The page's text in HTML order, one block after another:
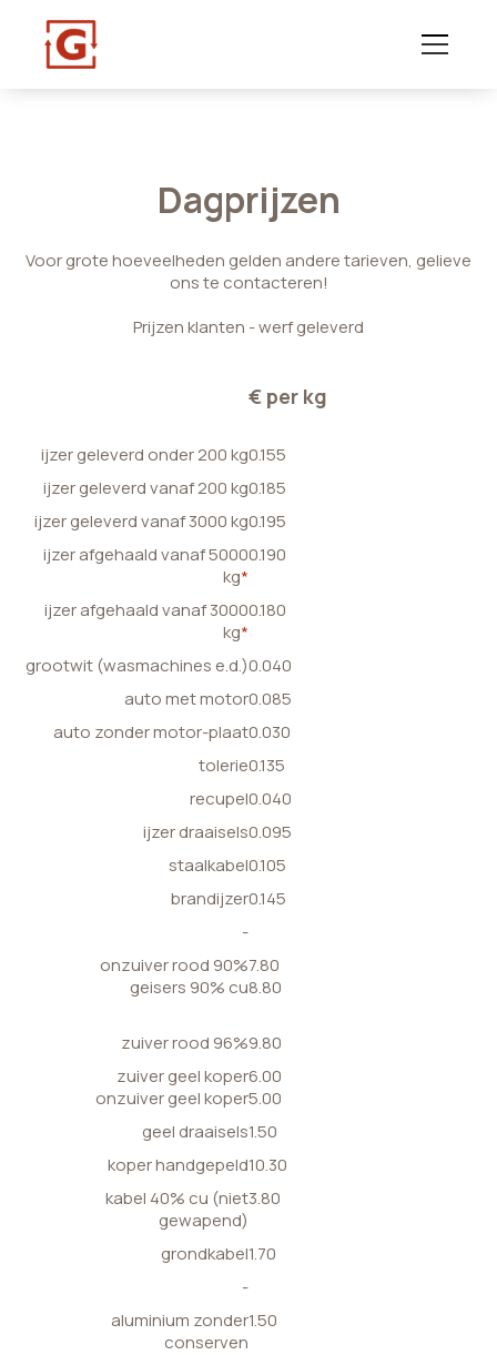
Dagprijzen
Voor grote hoeveelheden gelden andere tarieven, gelieve
ons te contacteren!
Prijzen klanten - werf geleverd
€ per kg
ijzer geleverd onder 200 kg0.155
ijzer geleverd vanaf 200 kg0.185
ijzer geleverd vanaf 3000 kg0.195
ijzer afgehaald vanaf 5000
kg*
0.190
ijzer afgehaald vanaf 3000
kg*
0.180
grootwit (wasmachines e.d.)0.040
auto met motor0.085
auto zonder motor-plaat0.030
tolerie0.135
recupel0.040
ijzer draaisels0.095
staalkabel0.105
brandijzer0.145
-
onzuiver rood 90%
geisers 90% cu
7.80
8.80
zuiver rood 96%9.80
zuiver geel koper
onzuiver geel koper
6.00
5.00
geel draaisels1.50
koper handgepeld10.30
kabel 40% cu (niet
gewapend)
3.80
grondkabel1.70
-
aluminium zonder
conserven
1.50